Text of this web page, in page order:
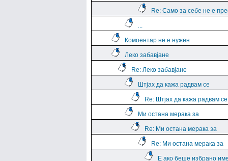
Re: Само за себе не е
...
Комоентар не е нужен
Леко забавјане
Re: Леко забавјане
Штјах да кажа радвам се
Re: Штјах да кажа радвам се
Ми остана мерака за
Re: Ми остана мерака за
Re: Ми остана мерака за
Е ако беше избрано